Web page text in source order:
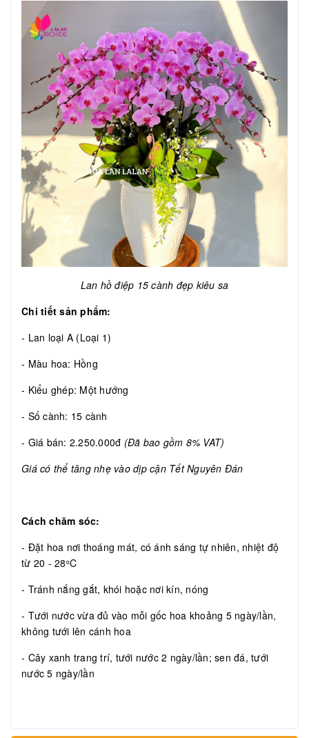
Lan hồ điệp 15 cành đẹp kiêu sa
Chi tiết sản phẩm:
- Lan loại A (Loại 1)
- Màu hoa: Hồng
- Kiểu ghép: Một hướng
- Số cành: 15 cành
- Giá bán: 2.250.000đ (Đã bao gồm 8% VAT)
Giá có thể tăng nhẹ vào dịp cận Tết Nguyên Đán
Cách chăm sóc:
- Đặt hoa nơi thoáng mát, có ánh sáng tự nhiên, nhiệt độ
từ 20 - 28oC
- Tránh nắng gắt, khói hoặc nơi kín, nóng
- Tưới nước vừa đủ vào mỗi gốc hoa khoảng 5 ngày/lần,
không tưới lên cánh hoa
- Cây xanh trang trí, tưới nước 2 ngày/lần; sen đá, tưới
nước 5 ngày/lần